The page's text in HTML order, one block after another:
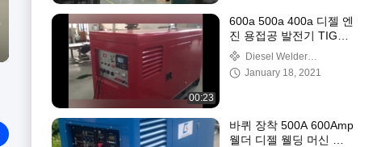
00:23
600a 500a 400a 디젤 엔
진 용접공 발전기 TIG
MMA DC 용접 기계
Diesel Welder
Generator
January 18, 2021
바퀴 장착 500A 600Amp
웰더 디젤 웰딩 머신 발